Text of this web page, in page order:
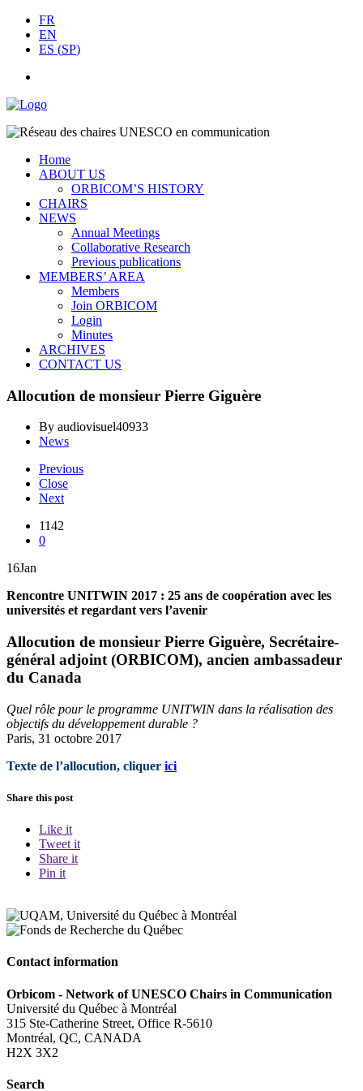
FR
EN
ES (SP)
Home
ABOUT US
ORBICOM’S HISTORY
CHAIRS
NEWS
Annual Meetings
Collaborative Research
Previous publications
MEMBERS’ AREA
Members
Join ORBICOM
Login
Minutes
ARCHIVES
CONTACT US
Allocution de monsieur Pierre Giguère
By audiovisuel40933
News
Previous
Close
Next
1142
0
16Jan
Rencontre UNITWIN 2017 : 25 ans de coopération avec les
universités et regardant vers l’avenir
Allocution de monsieur Pierre Giguère, Secrétaire-
général adjoint (ORBICOM), ancien ambassadeur
du Canada
Quel rôle pour le programme UNITWIN dans la réalisation des
objectifs du développement durable ?
Paris, 31 octobre 2017
Texte de l’allocution, cliquer ici
Share this post
Like it
Tweet it
Share it
Pin it
Contact information
Orbicom - Network of UNESCO Chairs in Communication
Université du Québec à Montréal
315 Ste-Catherine Street, Office R-5610
Montréal, QC, CANADA
H2X 3X2
Search